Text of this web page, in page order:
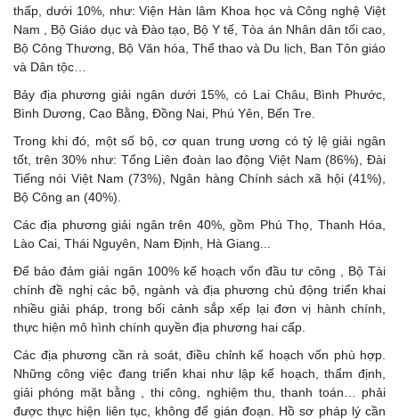
thấp, dưới 10%, như: Viện Hàn lâm Khoa học và Công nghệ Việt
Nam , Bộ Giáo dục và Đào tạo, Bộ Y tế, Tòa án Nhân dân tối cao,
Bộ Công Thương, Bộ Văn hóa, Thể thao và Du lịch, Ban Tôn giáo
và Dân tộc…
Bảy địa phương giải ngân dưới 15%, có Lai Châu, Bình Phước,
Bình Dương, Cao Bằng, Đồng Nai, Phú Yên, Bến Tre.
Trong khi đó, một số bộ, cơ quan trung ương có tỷ lệ giải ngân
tốt, trên 30% như: Tổng Liên đoàn lao động Việt Nam (86%), Đài
Tiếng nói Việt Nam (73%), Ngân hàng Chính sách xã hội (41%),
Bộ Công an (40%).
Các địa phương giải ngân trên 40%, gồm Phú Thọ, Thanh Hóa,
Lào Cai, Thái Nguyên, Nam Định, Hà Giang...
Để bảo đảm giải ngân 100% kế hoạch vốn đầu tư công , Bộ Tài
chính đề nghị các bộ, ngành và địa phương chủ động triển khai
nhiều giải pháp, trong bối cảnh sắp xếp lại đơn vị hành chính,
thực hiện mô hình chính quyền địa phương hai cấp.
Các địa phương cần rà soát, điều chỉnh kế hoạch vốn phù hợp.
Những công việc đang triển khai như lập kế hoạch, thẩm định,
giải phóng mặt bằng , thi công, nghiệm thu, thanh toán… phải
được thực hiện liên tục, không để gián đoạn. Hồ sơ pháp lý cần